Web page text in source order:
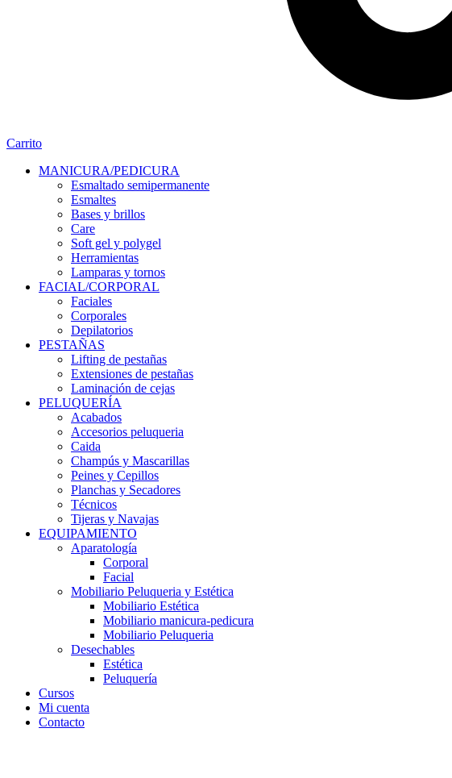
Carrito
MANICURA/PEDICURA
Esmaltado semipermanente
Esmaltes
Bases y brillos
Care
Soft gel y polygel
Herramientas
Lamparas y tornos
FACIAL/CORPORAL
Faciales
Corporales
Depilatorios
PESTAÑAS
Lifting de pestañas
Extensiones de pestañas
Laminación de cejas
PELUQUERÍA
Acabados
Accesorios peluqueria
Caida
Champús y Mascarillas
Peines y Cepillos
Planchas y Secadores
Técnicos
Tijeras y Navajas
EQUIPAMIENTO
Aparatología
Corporal
Facial
Mobiliario Peluqueria y Estética
Mobiliario Estética
Mobiliario manicura-pedicura
Mobiliario Peluqueria
Desechables
Estética
Peluquería
Cursos
Mi cuenta
Contacto